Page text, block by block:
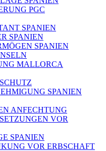
PGC
SPANIEN
SPANIEN
SPANIEN
MALLORCA
SPANIEN
ANFECHTUNG
VOR
SPANIEN
VOR ERBSCHAFT